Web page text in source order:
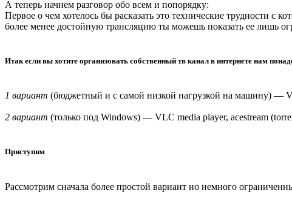
А теперь начнем разговор обо всем и попорядку:
Первое о чем хотелось бы расказать это технические трудности
более менее достойную трансляцию ты можешь показать ее лишь
Итак если вы хотите организовать собственный тв канал в интернете нам
1 вариант (бюджетный и с самой низкой нагрузкой на машину) —
2 вариант (только под Windows) — VLC media player, acestream
Приступим
Рассмотрим сначала более простой вариант но немного